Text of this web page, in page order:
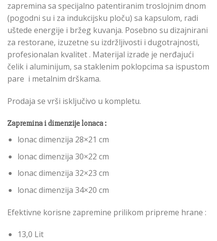
zapremina sa specijalno patentiranim troslojnim dnom
(pogodni su i za indukcijsku ploču) sa kapsulom, radi
uštede energije i bržeg kuvanja. Posebno su dizajnirani
za restorane, izuzetne su izdržljivosti i dugotrajnosti,
profesionalan kvalitet . Materijal izrade je nerđajući
čelik i aluminijum, sa staklenim poklopcima sa ispustom
pare i metalnim drškama.
Prodaja se vrši isključivo u kompletu.
Zapremina i dimenzije lonaca :
lonac dimenzija 28×21 cm
lonac dimenzija 30×22 cm
lonac dimenzija 32×23 cm
lonac dimenzija 34×20 cm
Efektivne korisne zapremine prilikom pripreme hrane :
13,0 Lit